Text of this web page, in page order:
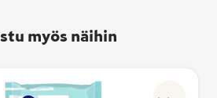
myös näihin